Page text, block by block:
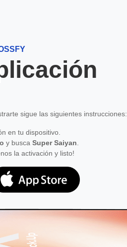
sigue las siguientes instrucciones:
en tu dispositivo.
y busca Super Saiyan
la activación y listo!